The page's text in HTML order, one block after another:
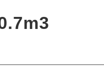
0.7m3